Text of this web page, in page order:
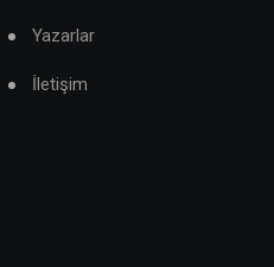
Yazarlar
İletişim